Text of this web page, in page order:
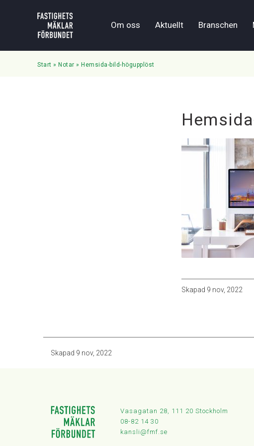
Om oss Aktuellt Branschen
Start » Notar » Hemsida-bild-högupplöst
Skapad 9 nov, 2022
Skapad 9 nov, 2022
Vasagatan 28, 111 20 Stockholm
08-82 14 30
kansli@fmf.se